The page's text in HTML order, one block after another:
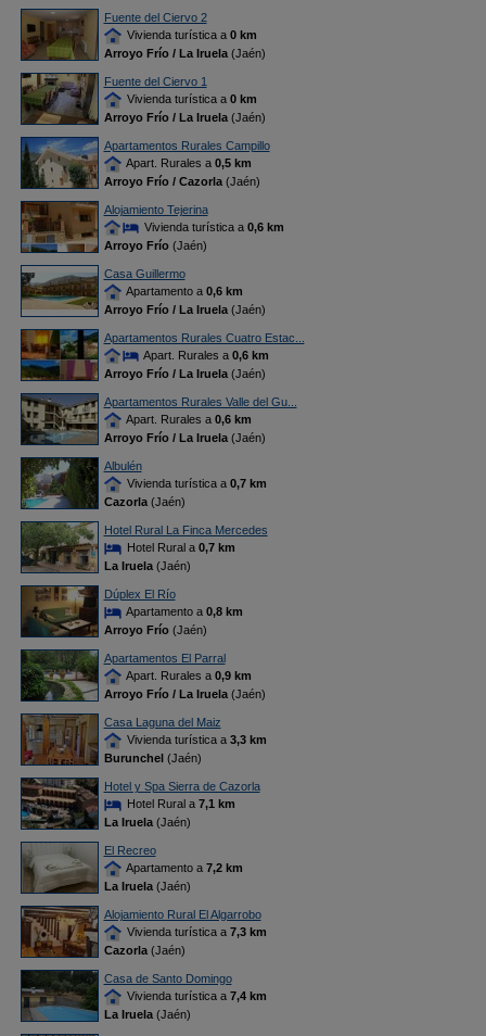
Fuente del Ciervo 2
Vivienda turística a 0 km
Arroyo Frío / La Iruela(Jaén)
Fuente del Ciervo 1
Vivienda turística a 0 km
Arroyo Frío / La Iruela(Jaén)
Apartamentos Rurales Campillo
Apart. Rurales a 0,5 km
Arroyo Frío / Cazorla(Jaén)
Alojamiento Tejerina
Vivienda turística a 0,6 km
Arroyo Frío(Jaén)
Casa Guillermo
Apartamento a 0,6 km
Arroyo Frío / La Iruela(Jaén)
Apartamentos Rurales Cuatro Estac...
Apart. Rurales a 0,6 km
Arroyo Frío / La Iruela(Jaén)
Apartamentos Rurales Valle del Gu...
Apart. Rurales a 0,6 km
Arroyo Frío / La Iruela(Jaén)
Albulén
Vivienda turística a 0,7 km
Cazorla(Jaén)
Hotel Rural La Finca Mercedes
Hotel Rural a 0,7 km
La Iruela(Jaén)
Dúplex El Río
Apartamento a 0,8 km
Arroyo Frío(Jaén)
Apartamentos El Parral
Apart. Rurales a 0,9 km
Arroyo Frío / La Iruela(Jaén)
Casa Laguna del Maiz
Vivienda turística a 3,3 km
Burunchel(Jaén)
Hotel y Spa Sierra de Cazorla
Hotel Rural a 7,1 km
La Iruela(Jaén)
El Recreo
Apartamento a 7,2 km
La Iruela(Jaén)
Alojamiento Rural El Algarrobo
Vivienda turística a 7,3 km
Cazorla(Jaén)
Casa de Santo Domingo
Vivienda turística a 7,4 km
La Iruela(Jaén)